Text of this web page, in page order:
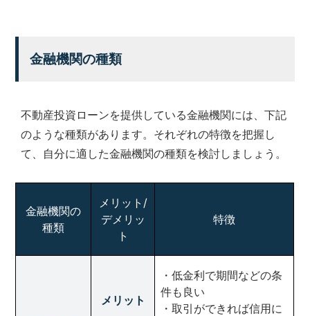
金融機関の種類
不動産投資ローンを提供している金融機関には、下記
のような種類があります。それぞれの特徴を把握し
て、自分に適した金融機関の種類を検討しましょう。
金融機関の
種類
メリット/
デメリッ
ト
特徴
メリット
・低金利で期間などの条
件も良い
・取引ができれば信用に